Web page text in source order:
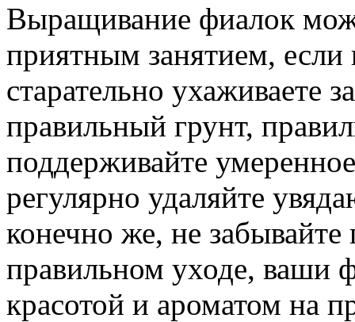
Выращивание фиалок
приятным занятием, если
старательно ухаживаете
правильный грунт,
поддерживайте
регулярно удаляйте
конечно же, не
правильном уходе, ваши
красотой и ароматом на